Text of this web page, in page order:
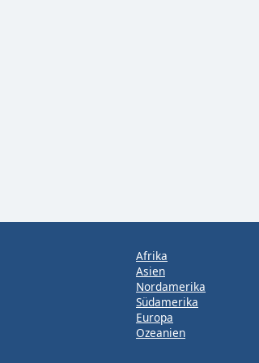
Afrika
Asien
Nordamerika
Südamerika
Europa
Ozeanien